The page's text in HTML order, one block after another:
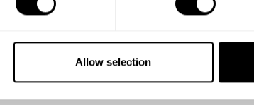
Allow selection
ChefRashidin Abd Rashid
Chef
ChefMuhammad Nurahiman Niman